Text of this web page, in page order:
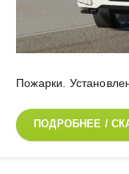
Пожарки.
ПОДРОБНЕЕ /